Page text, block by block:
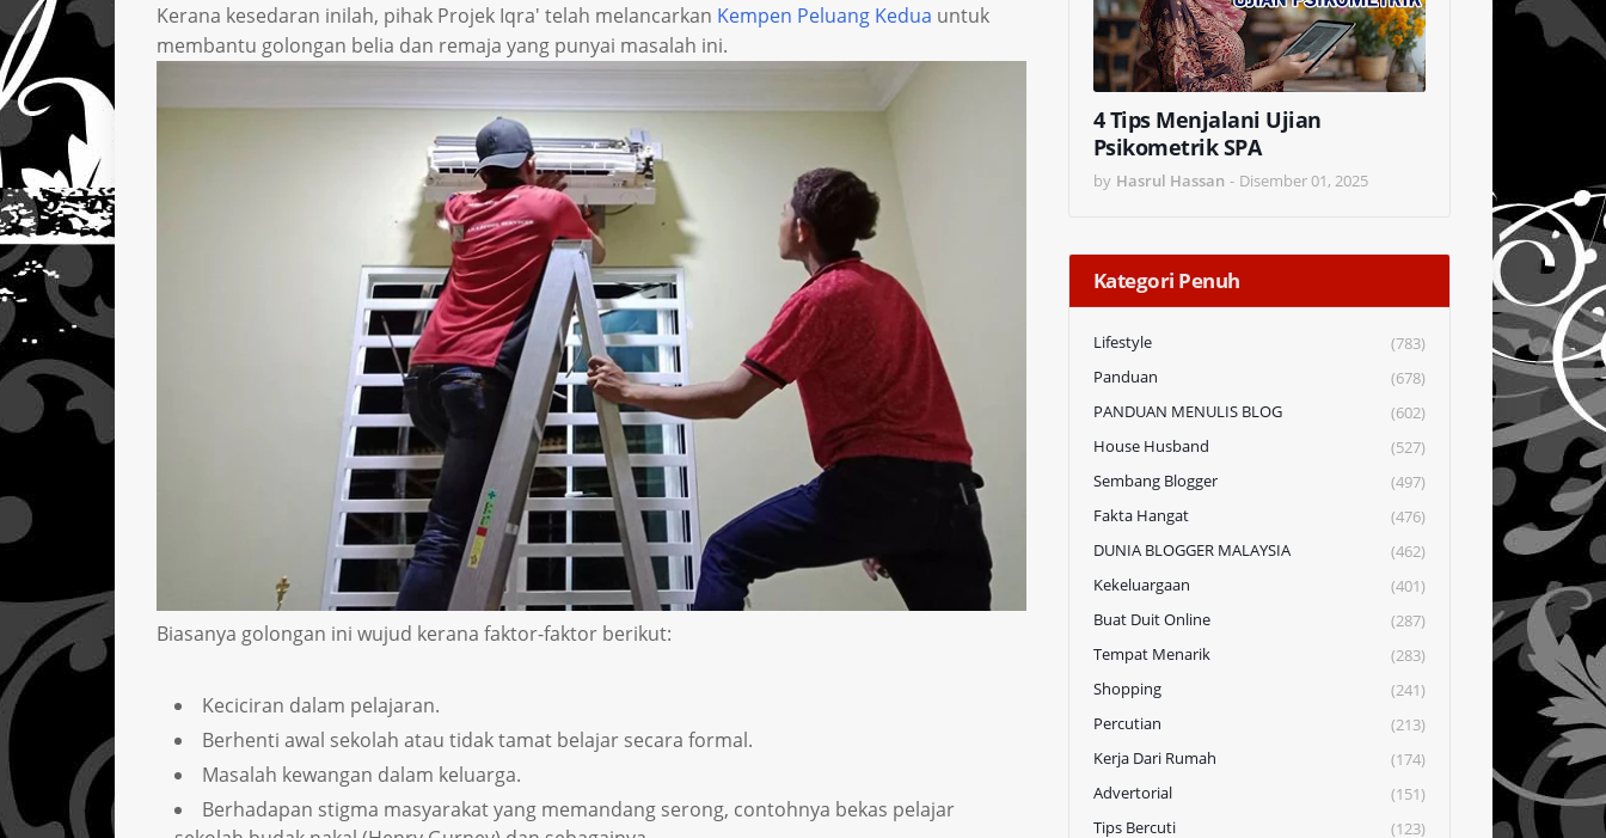
Kerana kesedaran inilah, pihak Projek Iqra' telah melancarkan Kempen Peluang Kedua untuk
membantu golongan belia dan remaja yang punyai masalah ini.
Biasanya golongan ini wujud kerana faktor-faktor berikut:
Keciciran dalam pelajaran.
Berhenti awal sekolah atau tidak tamat belajar secara formal.
Masalah kewangan dalam keluarga.
Berhadapan stigma masyarakat yang memandang serong, contohnya bekas pelajar
4 Tips Menjalani Ujian
Psikometrik SPA
by Hasrul Hassan - Disember 01, 2025
Kategori Penuh
Lifestyle
(783)
Panduan
(678)
PANDUAN MENULIS BLOG
(602)
House Husband
(527)
Sembang Blogger
(497)
Fakta Hangat
(476)
DUNIA BLOGGER MALAYSIA
(462)
Kekeluargaan
(401)
Buat Duit Online
(287)
Tempat Menarik
(283)
Shopping
(241)
Percutian
(213)
Kerja Dari Rumah
(174)
Advertorial
(151)
Tips Bercuti
(123)